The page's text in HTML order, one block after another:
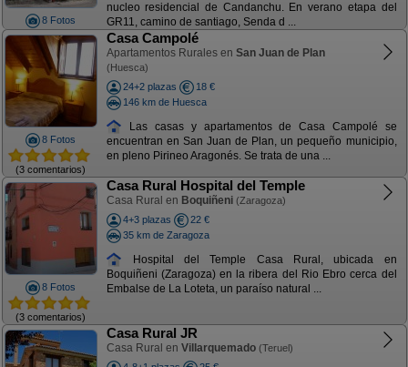
8 Fotos
nucleo residencial de Candanchu. En verano etapa del
GR11, camino de santiago, Senda d ...
8 Fotos
(3 comentarios)
Casa Campolé
Apartamentos Rurales en San Juan de Plan
(Huesca)
24+2 plazas
18 €
146 km de Huesca
Las casas y apartamentos de Casa Campolé se
encuentran en San Juan de Plan, un pequeño municipio,
en pleno Pirineo Aragonés. Se trata de una ...
8 Fotos
(3 comentarios)
Casa Rural Hospital del Temple
Casa Rural en Boquiñeni (Zaragoza)
4+3 plazas
22 €
35 km de Zaragoza
Hospital del Temple Casa Rural, ubicada en
Boquiñeni (Zaragoza) en la ribera del Rio Ebro cerca del
Embalse de La Loteta, un paraíso natural ...
Casa Rural JR
Casa Rural en Villarquemado (Teruel)